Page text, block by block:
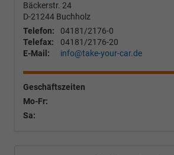
Bäckerstr. 24
D-21244 Buchholz
Telefon:
04181/2176-0
Telefax:
04181/2176-20
E-Mail:
info@take-your-car.de
Geschäftszeiten
Mo-Fr:
Sa: